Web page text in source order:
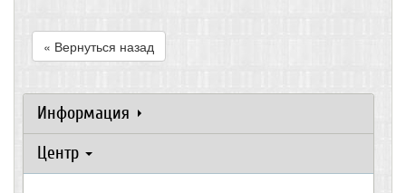
« Вернуться назад
Информация
Центр